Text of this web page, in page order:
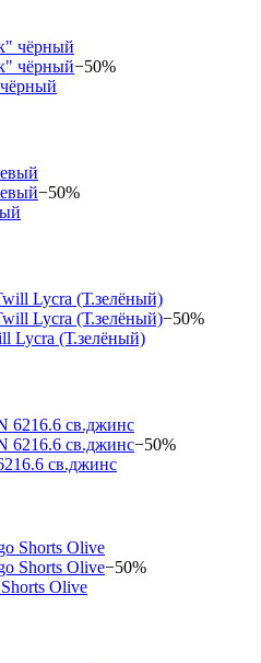
−50%
−50%
−50%
Lycra (Т.зелёный)
−50%
св.джинс
−50%
Olive